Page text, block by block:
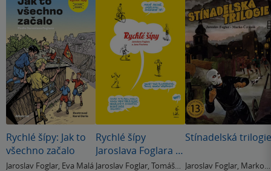
Rychlé šípy: Jak to
všechno začalo
Jaroslav Foglar, Eva Malá
Rychlé šípy
Jaroslava Foglara a
Jana Fischera
Jaroslav Foglar, Tomáš
Stínadelská trilogie
Jaroslav Foglar, Marko